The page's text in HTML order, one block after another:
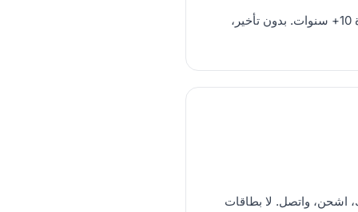
VoIP بمستوى المشغلين، خبرة 10+ سنوات. بدون تأخير،
اشحن، واتصل. لا بطاقات